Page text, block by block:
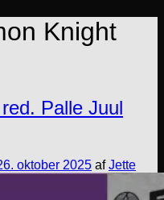
Knight
Palle Juul
oktober 2025 afJette